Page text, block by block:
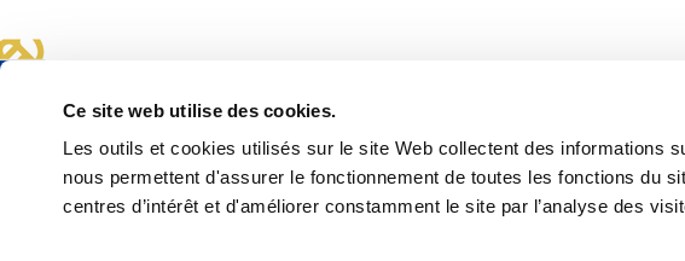
Ce site web utilise des cookies.
Les outils et cookies utilisés sur le site Web collectent des informations
nous permettent d'assurer le fonctionnement de toutes les fonctions du
centres d’intérêt et d'améliorer constamment le site par l’analyse des
Link
to
European